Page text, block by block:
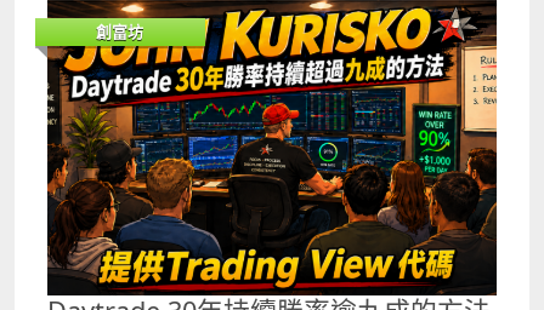
往往不是完全找不到趨勢，而是每一根K線都包含大量短期
波動，例如突然出現的大單、買賣差價變化、消息引起的一
分鐘急升急跌，以及市場在極短時間內大幅變動。 這些變化
未必代表真正趨勢改變，但普通技術指標會把所有價格變化
同樣納入計算，因而容易產生假突破、過早平倉或訊號反
覆。Kalman Filter的作用，就是在真實市場價格與隱藏的趨
勢價格之間作出動態估計，嘗試找出較接近市場實際方向的
價格軌跡。 Kalman Filter的核心原理可理解為「預測、比
較、修正」。算法首先根據上一個估計價格，預測目前的合
理價格；然後把預測值與最新市場價格比較，計算兩者之間
的誤差；最後根據市場數據的可信程度，決定應該接受多少
最新價格變化。這個調整比例稱為Kalman Gain。若算法認
創富坊